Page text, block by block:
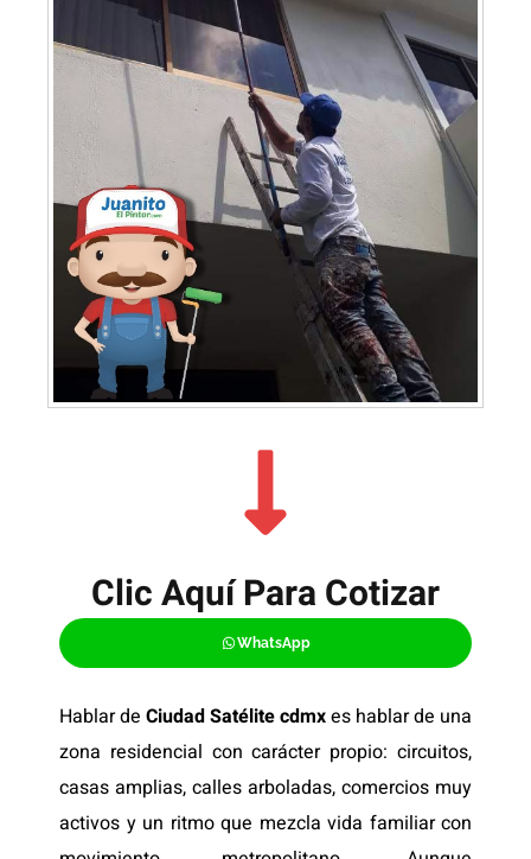
Clic Aquí Para Cotizar​
WhatsApp
Hablar de Ciudad Satélite cdmxes hablar de una
zona residencial con carácter propio: circuitos,
casas amplias, calles arboladas, comercios muy
activos y un ritmo que mezcla vida familiar con